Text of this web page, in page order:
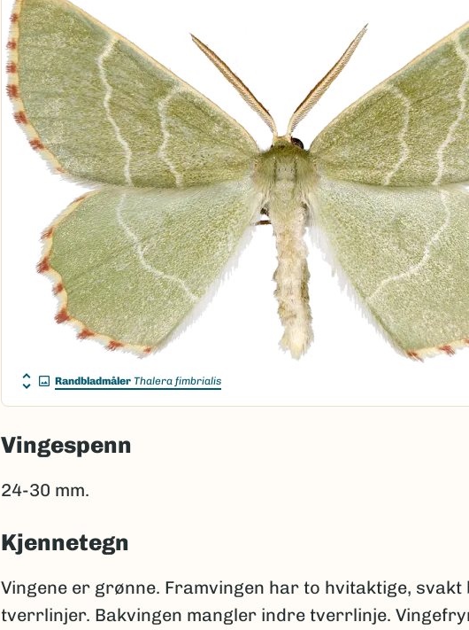
Randbladmåler Thalera fimbrialis
Vingespenn
24-30 mm.
Kjennetegn
Vingene er grønne. Framvingen har to hvitaktige, svakt
tverrlinjer. Bakvingen mangler indre tverrlinje.